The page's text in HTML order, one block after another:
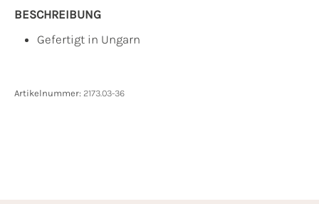
BESCHREIBUNG
Gefertigt in Ungarn
Artikelnummer: 2173.03-36